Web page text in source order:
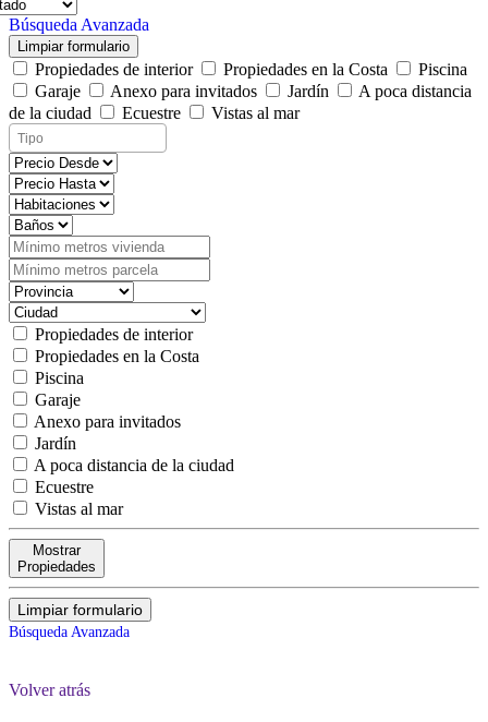
Búsqueda Avanzada
Limpiar formulario
Propiedades de interior Propiedades en la Costa
Piscina
Garaje
Anexo para invitados Jardín
A poca distancia
de la ciudad
Ecuestre Vistas al mar
Propiedades de interior
Propiedades en la Costa
Piscina
Garaje
Anexo para invitados
Jardín
A poca distancia de la ciudad
Ecuestre
Vistas al mar
Mostrar
Propiedades
Limpiar formulario
Búsqueda Avanzada
Volver atrás